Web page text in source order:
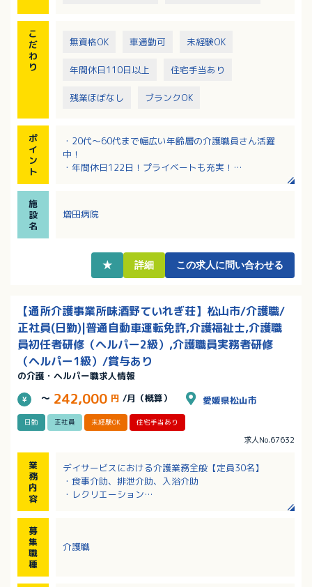
こ
だ
わ
り
無資格OK 車通勤可 未経験OK
年間休日110日以上 住宅手当あり
残業ほぼなし ブランクOK
ポ
イ
ン
ト
・20代～60代まで幅広い年齢層の介護職員さん活躍
中！
・年間休日122日！プライベートも充実！
ていただくことができます！
・営繕スタッフが3名いて、介護スタッフさんの負担が
施
設
名
増田病院
★ 詳細 この求人に問い合わせる
【通所介護事業所味酒野ていれぎ荘】松山市/介護職/
正社員(日勤)|普通自動車運転免許,介護福祉士,介護職
員初任者研修（ヘルパー2級）,介護職員実務者研修
（ヘルパー1級）/賞与あり
の介護・ヘルパー職求人情報
～ 242,000 円 /月（概算） 愛媛県松山市
日勤 正社員 未経験OK 住宅手当あり
求人No.67632
業
務
内
容
デイサービスにおける介護業務全般【定員30名】
・食事介助、排泄介助、入浴介助
・レクリエーション
・平均介護度：2.0程度
募
集
職
種
介護職